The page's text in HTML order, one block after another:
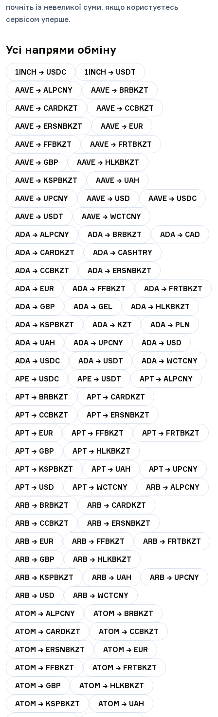
почніть із невеликої суми, якщо користуєтесь
сервісом уперше.
Усі напрями обміну
1INCH → USDC 1INCH → USDT
AAVE → ALPCNY AAVE → BRBKZT
AAVE → CARDKZT AAVE → CCBKZT
AAVE → ERSNBKZT AAVE → EUR
AAVE → FFBKZT AAVE → FRTBKZT
AAVE → GBP AAVE → HLKBKZT
AAVE → KSPBKZT AAVE → UAH
AAVE → UPCNY AAVE → USD AAVE → USDC
AAVE → USDT AAVE → WCTCNY
ADA → ALPCNY ADA → BRBKZT ADA → CAD
ADA → CARDKZT ADA → CASHTRY
ADA → CCBKZT ADA → ERSNBKZT
ADA → EUR ADA → FFBKZT ADA → FRTBKZT
ADA → GBP ADA → GEL ADA → HLKBKZT
ADA → KSPBKZT ADA → KZT ADA → PLN
ADA → UAH ADA → UPCNY ADA → USD
ADA → USDC ADA → USDT ADA → WCTCNY
APE → USDC APE → USDT APT → ALPCNY
APT → BRBKZT APT → CARDKZT
APT → CCBKZT APT → ERSNBKZT
APT → EUR APT → FFBKZT APT → FRTBKZT
APT → GBP APT → HLKBKZT
APT → KSPBKZT APT → UAH APT → UPCNY
APT → USD APT → WCTCNY ARB → ALPCNY
ARB → BRBKZT ARB → CARDKZT
ARB → CCBKZT ARB → ERSNBKZT
ARB → EUR ARB → FFBKZT ARB → FRTBKZT
ARB → GBP ARB → HLKBKZT
ARB → KSPBKZT ARB → UAH ARB → UPCNY
ARB → USD ARB → WCTCNY
ATOM → ALPCNY ATOM → BRBKZT
ATOM → CARDKZT ATOM → CCBKZT
ATOM → ERSNBKZT ATOM → EUR
ATOM → FFBKZT ATOM → FRTBKZT
ATOM → GBP ATOM → HLKBKZT
ATOM → KSPBKZT ATOM → UAH